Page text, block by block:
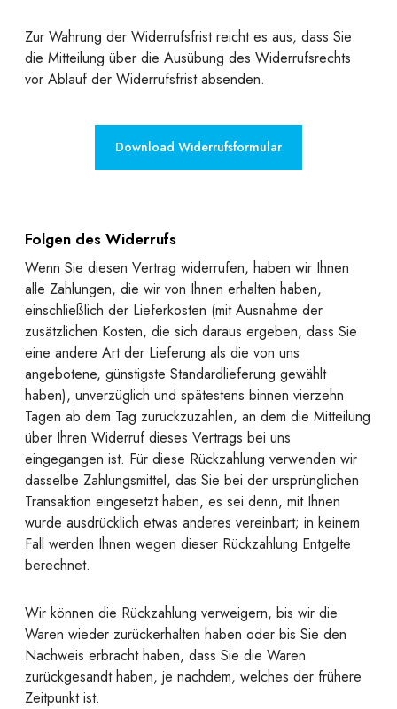
Zur Wahrung der Widerrufsfrist reicht es aus, dass Sie
die Mitteilung über die Ausübung des Widerrufsrechts
vor Ablauf der Widerrufsfrist absenden.
Download Widerrufsformular
Folgen des Widerrufs
Wenn Sie diesen Vertrag widerrufen, haben wir Ihnen
alle Zahlungen, die wir von Ihnen erhalten haben,
einschließlich der Lieferkosten (mit Ausnahme der
zusätzlichen Kosten, die sich daraus ergeben, dass Sie
eine andere Art der Lieferung als die von uns
angebotene, günstigste Standardlieferung gewählt
haben), unverzüglich und spätestens binnen vierzehn
Tagen ab dem Tag zurückzuzahlen, an dem die Mitteilung
über Ihren Widerruf dieses Vertrags bei uns
eingegangen ist. Für diese Rückzahlung verwenden wir
dasselbe Zahlungsmittel, das Sie bei der ursprünglichen
Transaktion eingesetzt haben, es sei denn, mit Ihnen
wurde ausdrücklich etwas anderes vereinbart; in keinem
Fall werden Ihnen wegen dieser Rückzahlung Entgelte
berechnet.
Wir können die Rückzahlung verweigern, bis wir die
Waren wieder zurückerhalten haben oder bis Sie den
Nachweis erbracht haben, dass Sie die Waren
zurückgesandt haben, je nachdem, welches der frühere
Zeitpunkt ist.